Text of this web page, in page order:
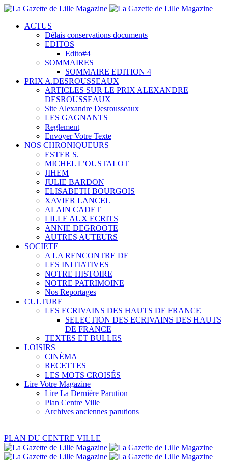
ACTUS
Délais conservations documents
EDITOS
Edito#4
SOMMAIRES
SOMMAIRE EDITION 4
PRIX A.DESROUSSEAUX
ARTICLES SUR LE PRIX ALEXANDRE
DESROUSSEAUX
Site Alexandre Desrousseaux
LES GAGNANTS
Reglement
Envoyer Votre Texte
NOS CHRONIQUEURS
ESTER S.
MICHEL L’OUSTALOT
JIHEM
JULIE BARDON
ELISABETH BOURGOIS
XAVIER LANCEL
ALAIN CADET
LILLE AUX ECRITS
ANNIE DEGROOTE
AUTRES AUTEURS
SOCIETE
A LA RENCONTRE DE
LES INITIATIVES
NOTRE HISTOIRE
NOTRE PATRIMOINE
Nos Reportages
CULTURE
LES ECRIVAINS DES HAUTS DE FRANCE
SELECTION DES ECRIVAINS DES HAUTS
DE FRANCE
TEXTES ET BULLES
LOISIRS
CINÉMA
RECETTES
LES MOTS CROISÉS
Lire Votre Magazine
Lire La Dernière Parution
Plan Centre Ville
Archives anciennes parutions
PLAN DU CENTRE VILLE